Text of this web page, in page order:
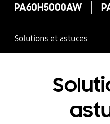
PA60H5000AW
Solutions et astuces